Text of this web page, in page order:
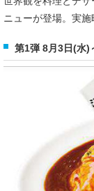
ニューが登場。実
第1弾 8月3日(水)